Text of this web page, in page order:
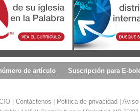
de artículo Suscripción para E-
Contáctenos Politica de privacidad Aviso